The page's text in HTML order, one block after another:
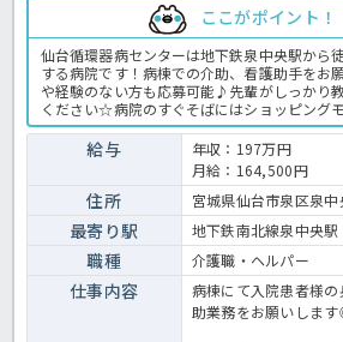
ここがポイント！
仙台循環器病センターは地下鉄泉中央駅から
する病院です！病棟での介助、看護助手をお
や経験のない方も応募可能♪先輩がしっかり
ください☆病院のすぐそばにはショッピング
事終わりのお買い物にも大変便利です！年間
く魅力満載の求人です☆気になる方はお早め
わせください。病院での介護業務全般です
給与
年収：197万円
月給：164,500円
住所 宮城県仙台市泉区泉
最寄り駅 地下鉄南北線泉中央駅
職種 介護職・ヘルパー
仕事内容
病棟にて入院患者様
助業務をお願いしま